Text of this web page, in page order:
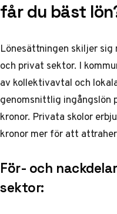
får du bäst
Lönesättningen skiljer
och privat sektor. I
av kollektivavtal och
genomsnittlig
kronor. Privata skolor
kronor mer för att
För- och
sektor: